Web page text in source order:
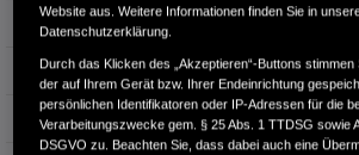
Hubraum 1.993 cm³
Erstzulassung 08.2023
Bauart SUV
Website aus. Weitere Informationen finden Sie in
Datenschutzerklärung.
Durch das Klicken des „Akzeptieren“-Buttons stimmen
der auf Ihrem Gerät bzw. Ihrer Endeinrichtung
persönlichen Identifikatoren oder IP-Adressen für die
Verarbeitungszwecke gem. § 25 Abs. 1 TTDSG sowie
DSGVO zu. Beachten Sie, dass dabei auch eine